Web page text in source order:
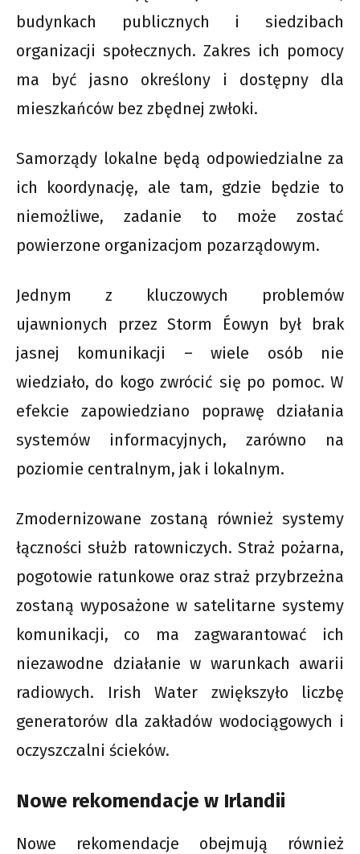
budynkach publicznych i siedzibach
organizacji społecznych. Zakres ich pomocy
ma być jasno określony i dostępny dla
mieszkańców bez zbędnej zwłoki.
Samorządy lokalne będą odpowiedzialne za
ich koordynację, ale tam, gdzie będzie to
niemożliwe, zadanie to może zostać
powierzone organizacjom pozarządowym.
Jednym z kluczowych problemów
ujawnionych przez Storm Éowyn był brak
jasnej komunikacji – wiele osób nie
wiedziało, do kogo zwrócić się po pomoc. W
efekcie zapowiedziano poprawę działania
systemów informacyjnych, zarówno na
poziomie centralnym, jak i lokalnym.
Zmodernizowane zostaną również systemy
łączności służb ratowniczych. Straż pożarna,
pogotowie ratunkowe oraz straż przybrzeżna
zostaną wyposażone w satelitarne systemy
komunikacji, co ma zagwarantować ich
niezawodne działanie w warunkach awarii
radiowych. Irish Water zwiększyło liczbę
generatorów dla zakładów wodociągowych i
oczyszczalni ścieków.
Nowe rekomendacje w Irlandii
Nowe rekomendacje obejmują również